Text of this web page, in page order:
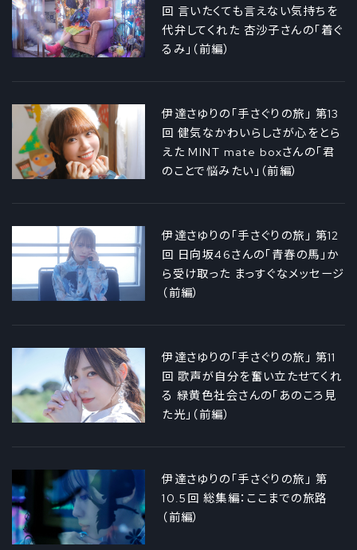
回 言いたくても言えない気持ちを
代弁してくれた 杏沙子さんの「着ぐ
るみ」（前編）
伊達さゆりの「手さぐりの旅」 第13
回 健気なかわいらしさが心をとら
えた MINT mate boxさんの「君
のことで悩みたい」（前編）
伊達さゆりの「手さぐりの旅」 第12
回 日向坂46さんの「青春の馬」か
ら受け取った まっすぐなメッセージ
（前編）
伊達さゆりの「手さぐりの旅」 第11
回 歌声が自分を奮い立たせてくれ
る 緑黄色社会さんの「あのころ見
た光」（前編）
伊達さゆりの「手さぐりの旅」 第
10.5回 総集編：ここまでの旅路
（前編）